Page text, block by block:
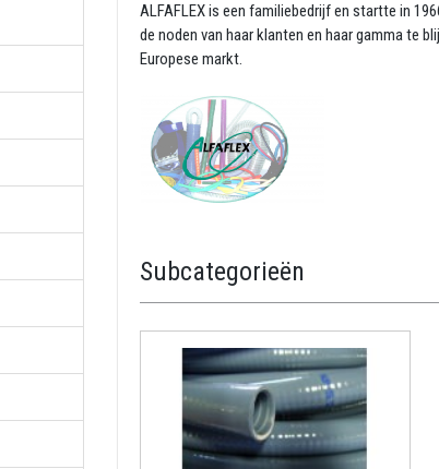
ALFAFLEX is een familiebedrijf en startte in
de noden van haar klanten en haar gamma te
Europese markt.
Subcategorieën